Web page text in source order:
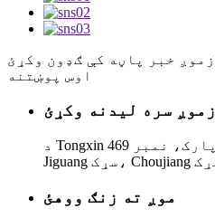
اوس پوښتنه
زموږ سره لیدنه وکړئ
د Tongxin بسته بندۍ صنعتي پارک، نمبر 469، Qi
موږ ته زنګ ووهئ